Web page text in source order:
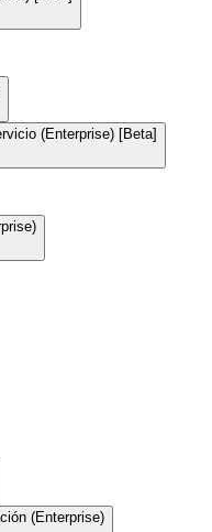
(Enterprise) [Beta]
(Enterprise)